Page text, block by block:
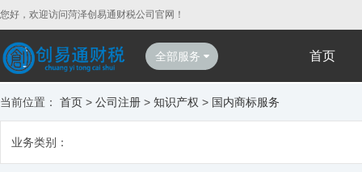
您好，欢迎访问菏泽创易通财税公司官网！
全部服务 首页
当前位置： 首页 > 公司注册 > 知识产权 > 国内商标服务
业务类别：